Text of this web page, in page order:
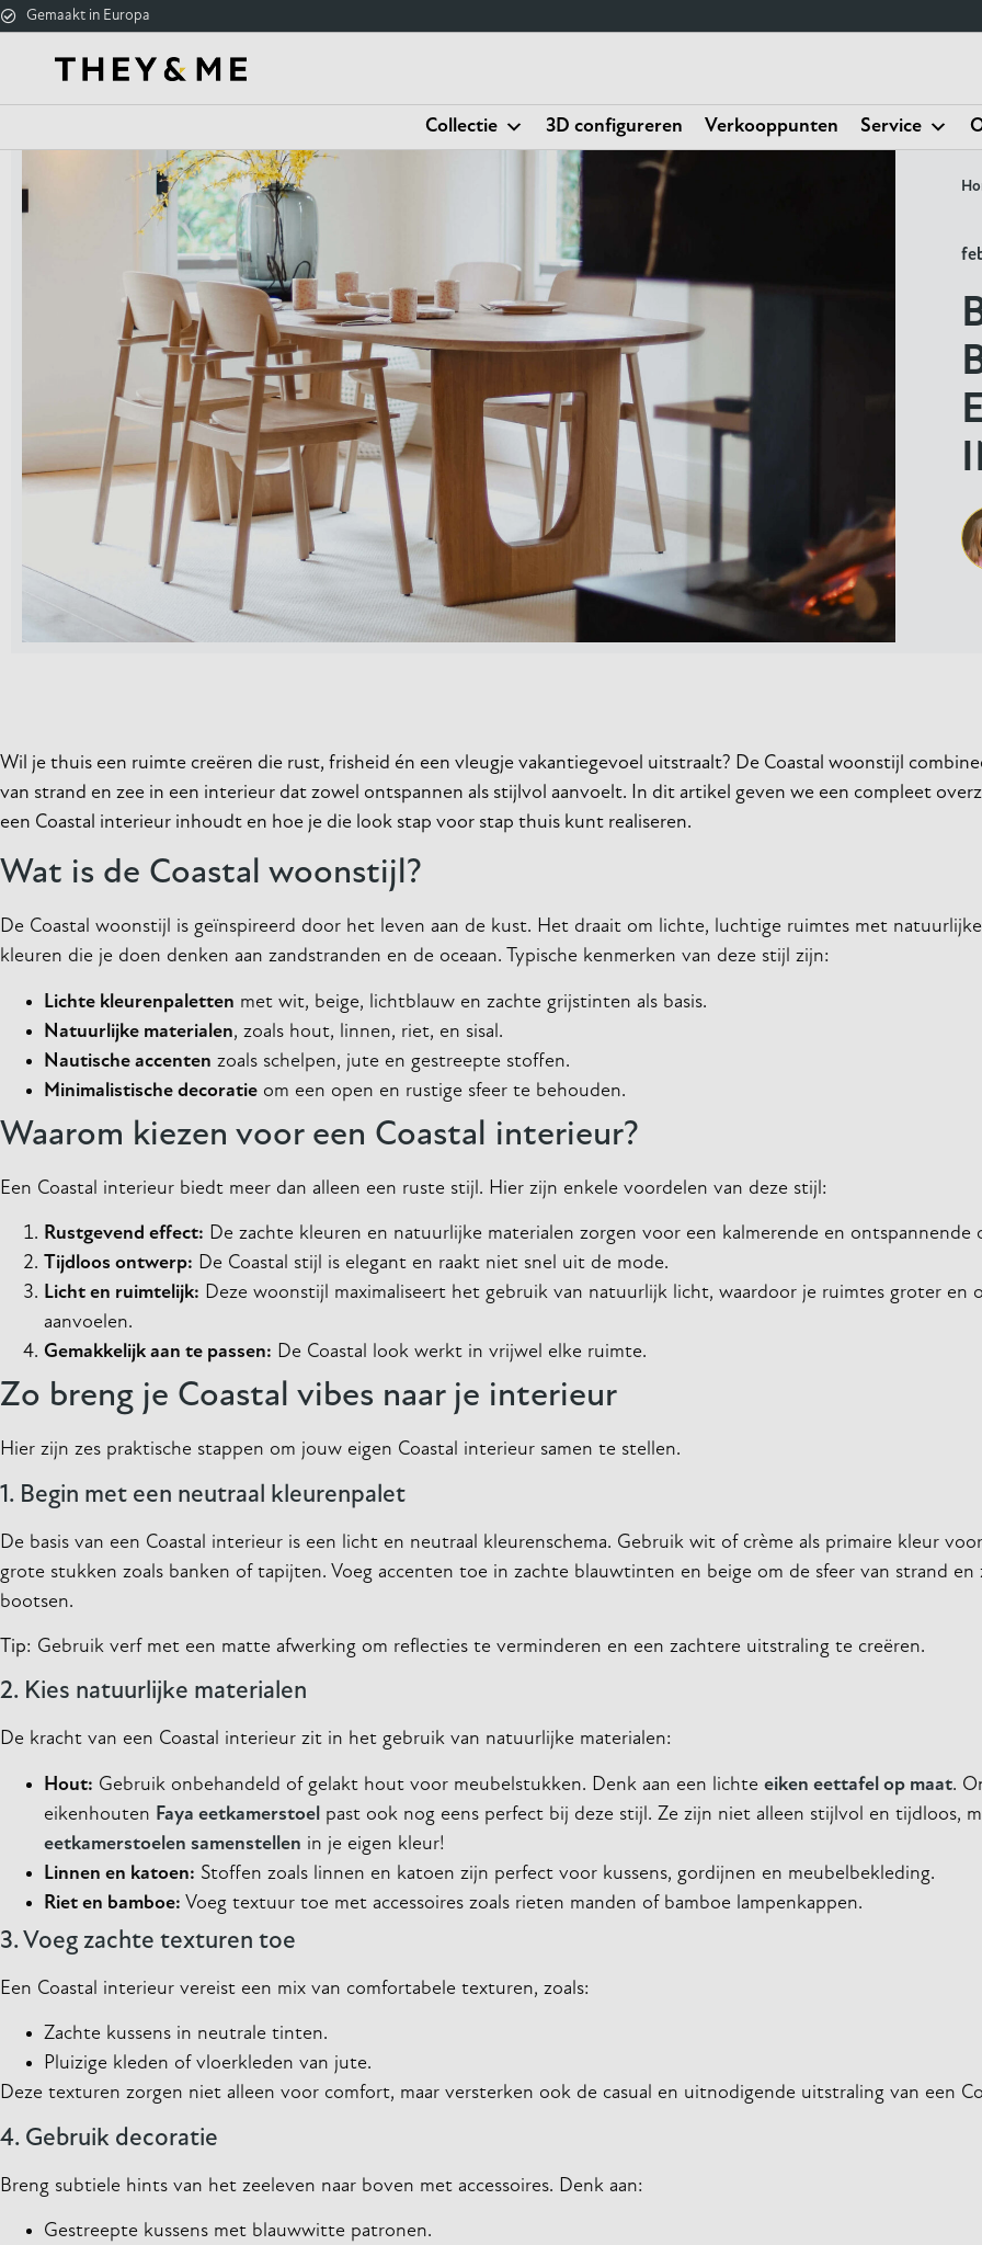
Gemaakt in Europa
Collectie 3D configureren Verkooppunten Service
Wil je thuis een ruimte creëren die rust, frisheid én een vleugje vakantiegevoel uitstraalt? De Coastal woonstijl
van strand en zee in een interieur dat zowel ontspannen als stijlvol aanvoelt. In dit artikel geven we een compleet
een Coastal interieur inhoudt en hoe je die look stap voor stap thuis kunt realiseren.
Wat is de Coastal woonstijl?
De Coastal woonstijl is geïnspireerd door het leven aan de kust. Het draait om lichte, luchtige ruimtes met
kleuren die je doen denken aan zandstranden en de oceaan. Typische kenmerken van deze stijl zijn:
Lichte kleurenpaletten met wit, beige, lichtblauw en zachte grijstinten als basis.
Natuurlijke materialen, zoals hout, linnen, riet, en sisal.
Nautische accenten zoals schelpen, jute en gestreepte stoffen.
Minimalistische decoratie om een open en rustige sfeer te behouden.
Waarom kiezen voor een Coastal interieur?
Een Coastal interieur biedt meer dan alleen een ruste stijl. Hier zijn enkele voordelen van deze stijl:
Rustgevend effect: De zachte kleuren en natuurlijke materialen zorgen voor een kalmerende en ontspannende
Tijdloos ontwerp: De Coastal stijl is elegant en raakt niet snel uit de mode.
Licht en ruimtelijk: Deze woonstijl maximaliseert het gebruik van natuurlijk licht, waardoor je ruimtes groter en
aanvoelen.
Gemakkelijk aan te passen: De Coastal look werkt in vrijwel elke ruimte.
Zo breng je Coastal vibes naar je interieur
Hier zijn zes praktische stappen om jouw eigen Coastal interieur samen te stellen.
1. Begin met een neutraal kleurenpalet
De basis van een Coastal interieur is een licht en neutraal kleurenschema. Gebruik wit of crème als primaire kleur
grote stukken zoals banken of tapijten. Voeg accenten toe in zachte blauwtinten en beige om de sfeer van strand en
bootsen.
Tip: Gebruik verf met een matte afwerking om reflecties te verminderen en een zachtere uitstraling te creëren.
2. Kies natuurlijke materialen
De kracht van een Coastal interieur zit in het gebruik van natuurlijke materialen:
Hout: Gebruik onbehandeld of gelakt hout voor meubelstukken. Denk aan een lichte eiken eettafel op maat.
eikenhouten Faya eetkamerstoel past ook nog eens perfect bij deze stijl. Ze zijn niet alleen stijlvol en tijdloos,
eetkamerstoelen samenstellen in je eigen kleur!
Linnen en katoen: Stoffen zoals linnen en katoen zijn perfect voor kussens, gordijnen en meubelbekleding.
Riet en bamboe: Voeg textuur toe met accessoires zoals rieten manden of bamboe lampenkappen.
3. Voeg zachte texturen toe
Een Coastal interieur vereist een mix van comfortabele texturen, zoals:
Zachte kussens in neutrale tinten.
Pluizige kleden of vloerkleden van jute.
Deze texturen zorgen niet alleen voor comfort, maar versterken ook de casual en uitnodigende uitstraling van een
4. Gebruik decoratie
Breng subtiele hints van het zeeleven naar boven met accessoires. Denk aan:
Gestreepte kussens met blauwwitte patronen.